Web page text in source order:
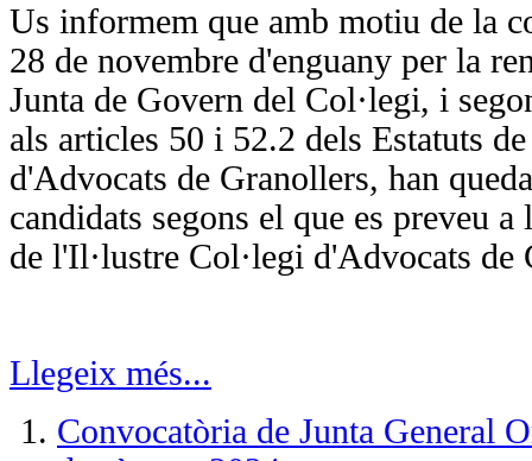
Us informem que amb motiu de la
28 de novembre d'enguany per la
Junta de Govern del Col·legi, i
als articles 50 i 52.2 dels Estatuts
d'Advocats de Granollers, han
candidats segons el que es preveu
de l'Il·lustre Col·legi d'Advocats de
Llegeix més...
Convocatòria de Junta General